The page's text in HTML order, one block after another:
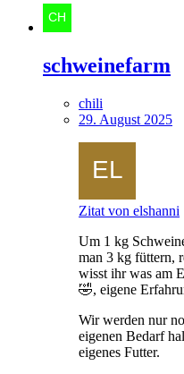
schweinefarm
chili
29. August 2025
Zitat von elshanni
Um 1 kg
man 3 kg füttern,
wisst ihr was am
🤣, eigene
Wir werden nur
eigenen Bedarf
eigenes Futter.